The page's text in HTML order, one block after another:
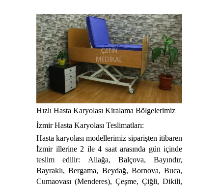
Hızlı Hasta Karyolası Kiralama Bölgelerimiz
İzmir Hasta Karyolası Teslimatları:
Hasta karyolası modellerimiz siparişten itibaren
İzmir illerine 2 ile 4 saat arasında gün içinde
teslim edilir: Aliağa, Balçova, Bayındır,
Bayraklı, Bergama, Beydağ, Bornova, Buca,
Cumaovası (Menderes), Çeşme, Çiğli, Dikili,